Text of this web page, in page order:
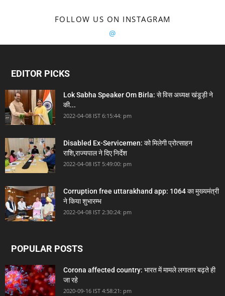
FOLLOW US ON INSTAGRAM
@
EDITOR PICKS
Lok Sabha Speaker Om Birla: से विस अध्यक्ष खंडूड़ी ने
की...
2022-04-08 IST 6:15:44: pm
Disabled Ex-Servicemen: को मिलेगी प्रोत्साहन
राशि,राज्यपाल ने दिए निर्देश
2022-04-08 IST 5:49:00: pm
Corruption free uttarakhand app: 1064 का मुख्यमंत्री
ने किया शुभारम्भ
2022-04-08 IST 2:30:24: pm
POPULAR POSTS
Corona affected country: भारत में मामले लगातार बढ़ते ही
जा रहे
2020-09-16 IST 4:58:21: pm